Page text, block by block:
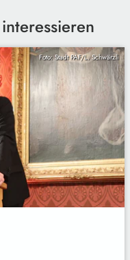
Foto: Stadt PAF/L. Schwärzli